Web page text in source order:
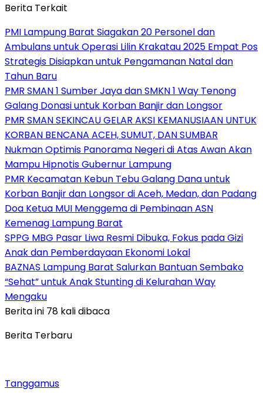
Berita Terkait
PMI Lampung Barat Siagakan 20 Personel dan
Ambulans untuk Operasi Lilin Krakatau 2025 Empat Pos
Strategis Disiapkan untuk Pengamanan Natal dan
Tahun Baru
PMR SMAN 1 Sumber Jaya dan SMKN 1 Way Tenong
Galang Donasi untuk Korban Banjir dan Longsor
PMR SMAN SEKINCAU GELAR AKSI KEMANUSIAAN UNTUK
KORBAN BENCANA ACEH, SUMUT, DAN SUMBAR
Nukman Optimis Panorama Negeri di Atas Awan Akan
Mampu Hipnotis Gubernur Lampung
PMR Kecamatan Kebun Tebu Galang Dana untuk
Korban Banjir dan Longsor di Aceh, Medan, dan Padang
Doa Ketua MUI Menggema di Pembinaan ASN
Kemenag Lampung Barat
SPPG MBG Pasar Liwa Resmi Dibuka, Fokus pada Gizi
Anak dan Pemberdayaan Ekonomi Lokal
BAZNAS Lampung Barat Salurkan Bantuan Sembako
“Sehat” untuk Anak Stunting di Kelurahan Way
Mengaku
Berita ini 78 kali dibaca
Berita Terbaru
Tanggamus